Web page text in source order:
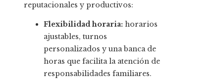
reputacionales y productivos:
Flexibilidad horaria: horarios
ajustables, turnos
personalizados y una banca de
horas que facilita la atención de
responsabilidades familiares.